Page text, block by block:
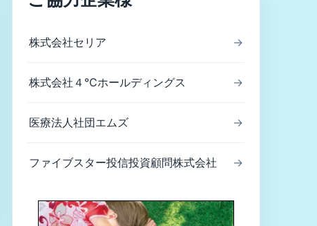
株式会社セリア →
株式会社４℃ホールディングス →
医療法人社団エムズ →
ファイブスター投信投資顧問株式会社 →